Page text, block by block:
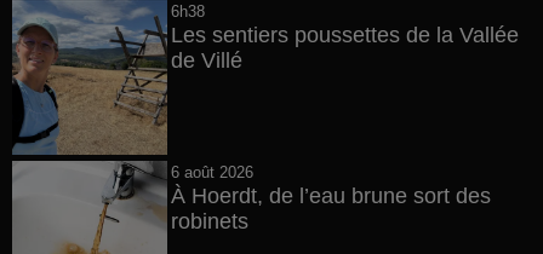
6h38
Les sentiers poussettes de la Vallée
de Villé
6 août 2026
À Hoerdt, de l’eau brune sort des
robinets